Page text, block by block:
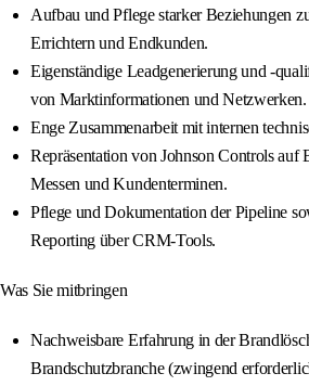
Aufbau und Pflege starker Beziehungen
Errichtern und Endkunden.
Eigenständige Leadgenerierung und -
von Marktinformationen und Netzwerken.
Enge Zusammenarbeit mit internen
Repräsentation von Johnson Controls auf
Messen und Kundenterminen.
Pflege und Dokumentation der Pipeline
Reporting über CRM‑Tools.
Was Sie mitbringen
Nachweisbare Erfahrung in der
Brandschutzbranche (zwingend